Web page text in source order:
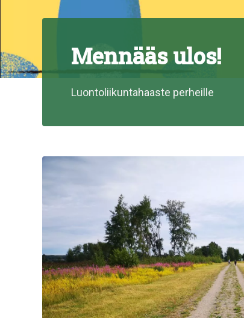
Mennääs ulos!
Luontoliikuntahaaste perheille